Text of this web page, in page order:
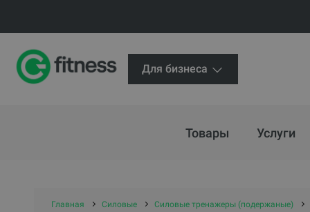
Для бизнеса
Товары Услуги
Главная Силовые Силовые тренажеры (подержаные)